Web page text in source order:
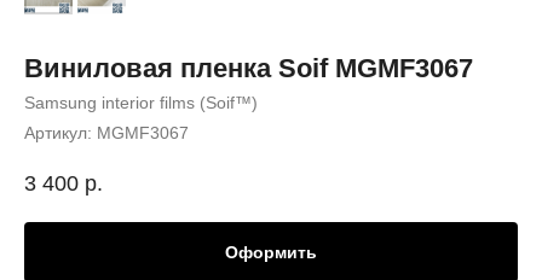
Виниловая пленка Soif MGMF3067
Samsung interior films (Soif™)
Артикул: MGMF3067
3 400 р.
Оформить